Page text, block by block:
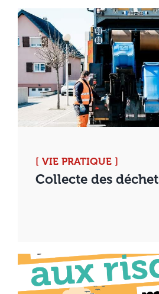
[ VIE PRATIQUE ]
Collecte des